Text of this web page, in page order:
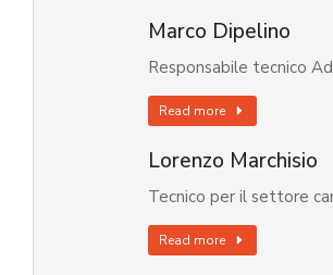
Marco Dipelino
Responsabile tecnico
Read more
Lorenzo Marchisio
Tecnico per il settore
Read more